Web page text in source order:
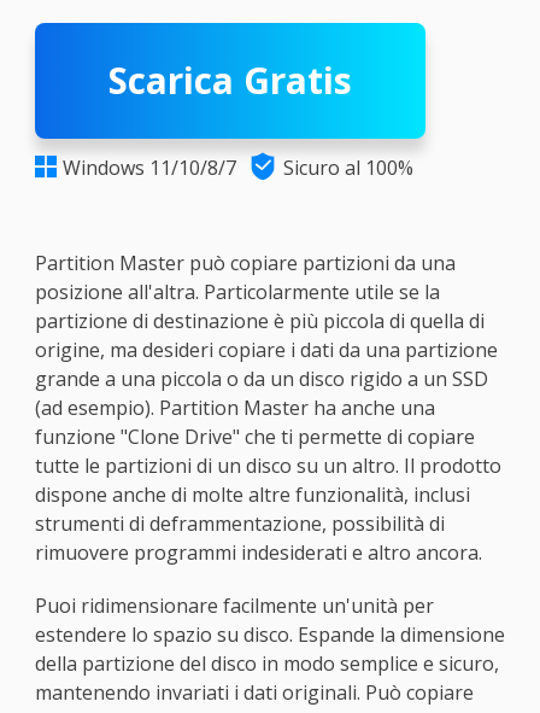
Scarica Gratis
 Windows 11/10/8/7  Sicuro al 100%
Partition Master può copiare partizioni da una
posizione all'altra. Particolarmente utile se la
partizione di destinazione è più piccola di quella di
origine, ma desideri copiare i dati da una partizione
grande a una piccola o da un disco rigido a un SSD
(ad esempio). Partition Master ha anche una
funzione "Clone Drive" che ti permette di copiare
tutte le partizioni di un disco su un altro. Il prodotto
dispone anche di molte altre funzionalità, inclusi
strumenti di deframmentazione, possibilità di
rimuovere programmi indesiderati e altro ancora.
Puoi ridimensionare facilmente un'unità per
estendere lo spazio su disco. Espande la dimensione
della partizione del disco in modo semplice e sicuro,
mantenendo invariati i dati originali. Può copiare